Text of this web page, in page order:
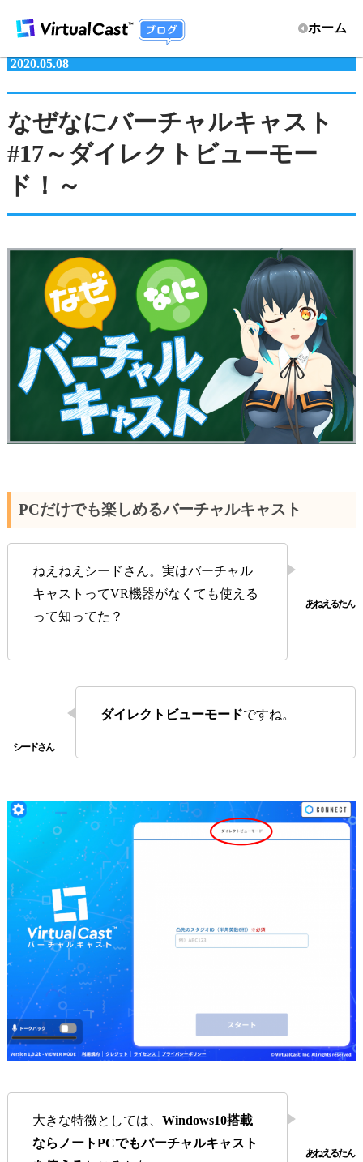
ホーム
2020.05.08
なぜなにバーチャルキャスト
#17～ダイレクトビューモー
ド！～
PCだけでも楽しめるバーチャルキャスト
ねえねえシードさん。実はバーチャル
キャストってVR機器がなくても使える
って知ってた？
ダイレクトビューモードですね。
大きな特徴としては、 Windows10搭載
ならノートPCでもバーチャルキャスト